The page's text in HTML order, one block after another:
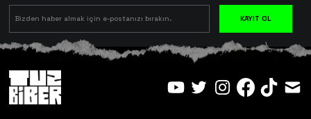
KAYIT OL